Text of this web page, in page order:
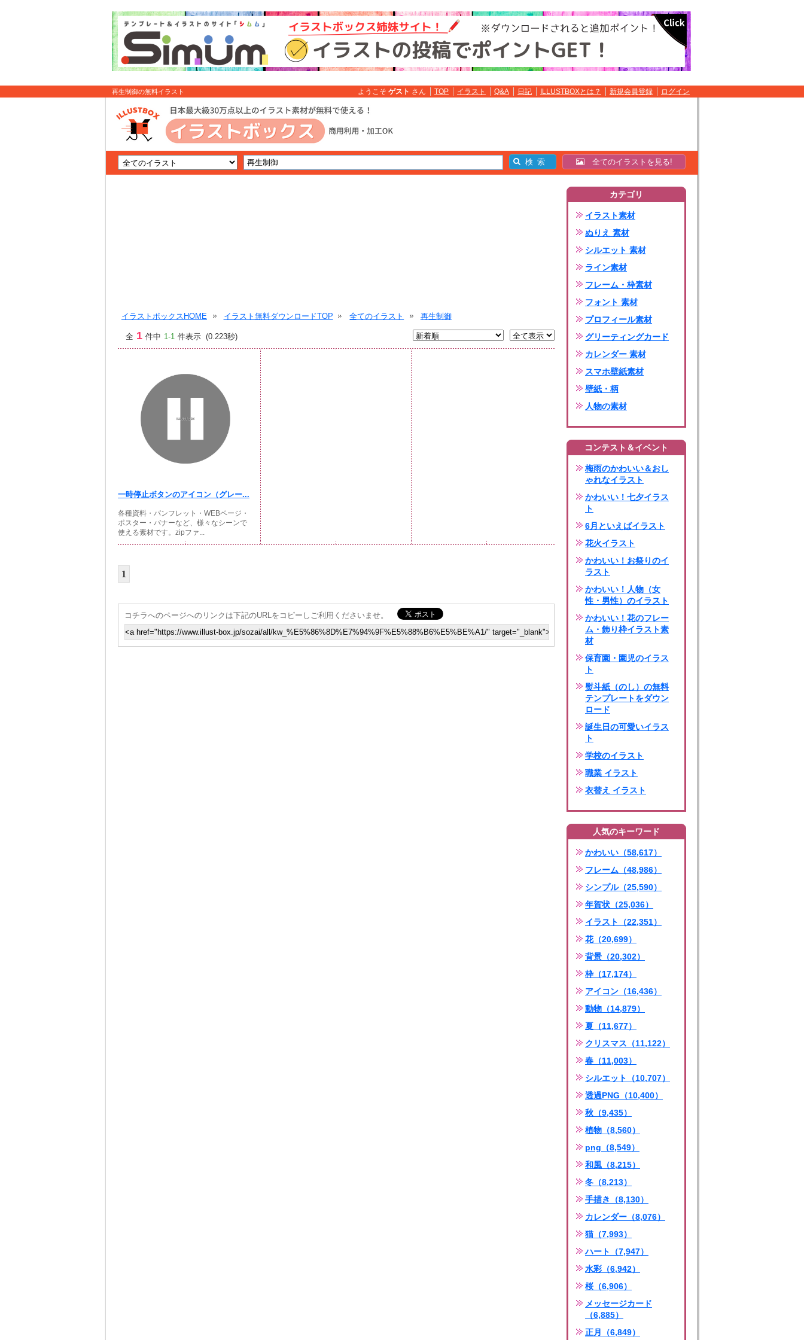
再生制御の無料イラスト ようこそ ゲスト さん TOP イラスト Q&A 日記 ILLUSTBOXとは？ 新規会員登録 ログイン
全てのイラストを見る!
イラストボックスHOME イラスト無料ダウンロードTOP 全てのイラスト 再生制御
全 1 件中 1-1 件表示 (0.223秒)
一時停止ボタンのアイコン（グレー...
各種資料・パンフレット・WEBページ・
ポスター・バナーなど、様々なシーンで
使える素材です。zipファ...
1
コチラへのページへのリンクは下記のURLをコピーしご利用くださいませ。
カテゴリ
イラスト素材
ぬりえ 素材
シルエット 素材
ライン素材
フレーム・枠素材
フォント 素材
プロフィール素材
グリーティングカード
カレンダー 素材
スマホ壁紙素材
壁紙・柄
人物の素材
コンテスト＆イベント
梅雨のかわいい＆おし
ゃれなイラスト
かわいい！七夕イラス
ト
6月といえばイラスト
花火イラスト
かわいい！お祭りのイ
ラスト
かわいい！人物（女
性・男性）のイラスト
かわいい！花のフレー
ム・飾り枠イラスト素
材
保育園・園児のイラス
ト
熨斗紙（のし）の無料
テンプレートをダウン
ロード
誕生日の可愛いイラス
ト
学校のイラスト
職業 イラスト
衣替え イラスト
人気のキーワード
かわいい（58,617）
フレーム（48,986）
シンプル（25,590）
年賀状（25,036）
イラスト（22,351）
花（20,699）
背景（20,302）
枠（17,174）
アイコン（16,436）
動物（14,879）
夏（11,677）
クリスマス（11,122）
春（11,003）
シルエット（10,707）
透過PNG（10,400）
秋（9,435）
植物（8,560）
png（8,549）
和風（8,215）
冬（8,213）
手描き（8,130）
カレンダー（8,076）
猫（7,993）
ハート（7,947）
水彩（6,942）
桜（6,906）
メッセージカード
（6,885）
正月（6,849）